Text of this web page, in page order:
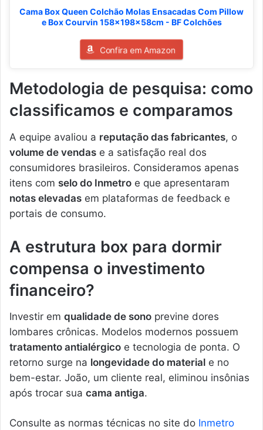
Cama Box Queen Colchão Molas Ensacadas Com Pillow
e Box Courvin 158x198x58cm - BF Colchões
Confira em Amazon
Metodologia de pesquisa: como
classificamos e comparamos
A equipe avaliou a reputação das fabricantes, o
volume de vendas e a satisfação real dos
consumidores brasileiros. Consideramos apenas
itens com selo do Inmetro e que apresentaram
notas elevadas em plataformas de feedback e
portais de consumo.
A estrutura box para dormir
compensa o investimento
financeiro?
Investir em qualidade de sono previne dores
lombares crônicas. Modelos modernos possuem
tratamento antialérgico e tecnologia de ponta. O
retorno surge na longevidade do material e no
bem-estar. João, um cliente real, eliminou insônias
após trocar sua cama antiga.
Consulte as normas técnicas no site do Inmetro